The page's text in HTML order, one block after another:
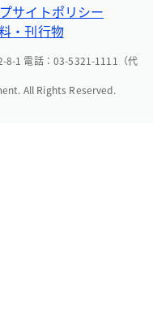
サイトポリシー
・刊行物
8-1 電話：03-5321-1111（代
All Rights Reserved.